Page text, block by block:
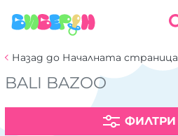
Назад до Началната страница
BALI BAZOO
ФИЛТРИ